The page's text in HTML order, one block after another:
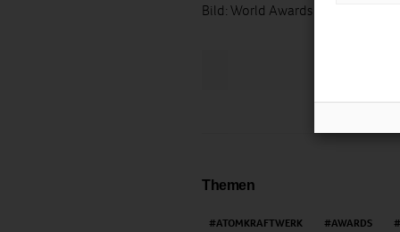
Bild: World Awards Media
Themen
ATOMKRAFTWERK AWARDS